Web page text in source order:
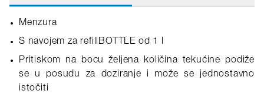
Menzura
S navojem za refillBOTTLE od 1 l
Pritiskom na bocu željena količina tekućine podiže
se u posudu za doziranje i može se jednostavno
istočiti